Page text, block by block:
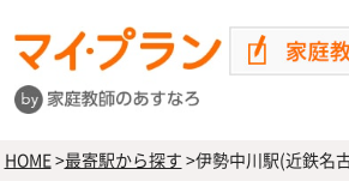
HOME>最寄駅から探す >伊勢中川駅(近鉄名